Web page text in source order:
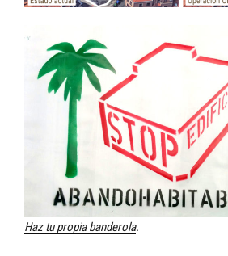
Haz tu propia banderola.